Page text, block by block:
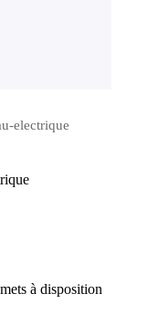
electrique
à disposition